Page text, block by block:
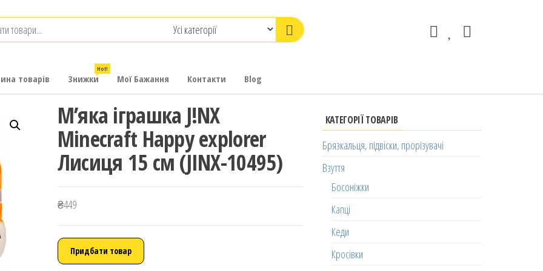
товарів Знижки
Hot!
Мої Бажання Контакти Blog
М’яка іграшка J!NX
Minecraft Happy explorer
Лисиця 15 см (JINX-10495)
₴449
Придбати товар
КАТЕГОРІЇ ТОВАРІВ
Брязкальця, підвіски, прорізувачі
Взуття
Босоніжки
Капці
Кеди
Кросівки